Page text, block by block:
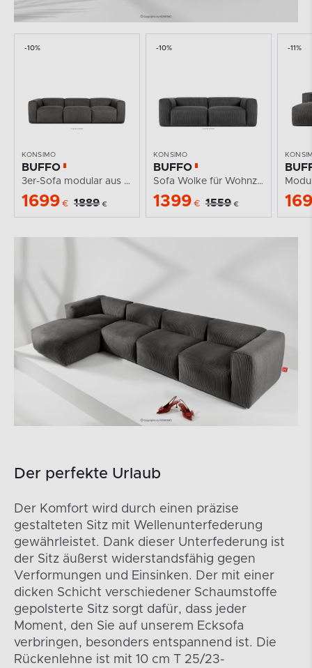
-10%
KONSIMO
BUFFO
3er-Sofa modular aus grauem Kordstoff
1699 € 1889 €
-10%
KONSIMO
BUFFO
Sofa Wolke für Wohnzimmer Kordstoff grau
1399 € 1559 €
-11%
Der perfekte Urlaub
Der Komfort wird durch einen präzise
gestalteten Sitz mit Wellenunterfederung
gewährleistet. Dank dieser Unterfederung ist
der Sitz äußerst widerstandsfähig gegen
Verformungen und Einsinken. Der mit einer
dicken Schicht verschiedener Schaumstoffe
gepolsterte Sitz sorgt dafür, dass jeder
Moment, den Sie auf unserem Ecksofa
verbringen, besonders entspannend ist. Die
Rückenlehne ist mit 10 cm T 25/23-